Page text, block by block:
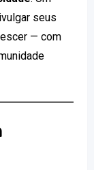
seus
— com